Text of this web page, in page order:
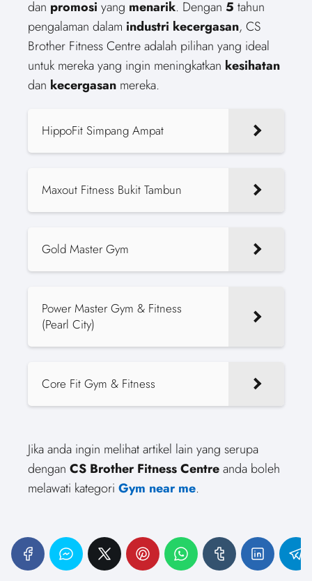
dan promosi yang menarik. Dengan 5 tahun
pengalaman dalam industri kecergasan, CS
Brother Fitness Centre adalah pilihan yang ideal
untuk mereka yang ingin meningkatkan kesihatan
dan kecergasan mereka.
HippoFit Simpang Ampat
Maxout Fitness Bukit Tambun
Gold Master Gym
Power Master Gym & Fitness
(Pearl City)
Core Fit Gym & Fitness
Jika anda ingin melihat artikel lain yang serupa
dengan CS Brother Fitness Centreanda boleh
melawati kategori Gym near me.